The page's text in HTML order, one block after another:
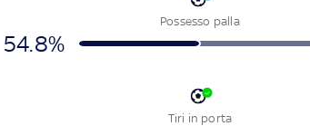
Possesso palla
54.8%
Tiri in porta